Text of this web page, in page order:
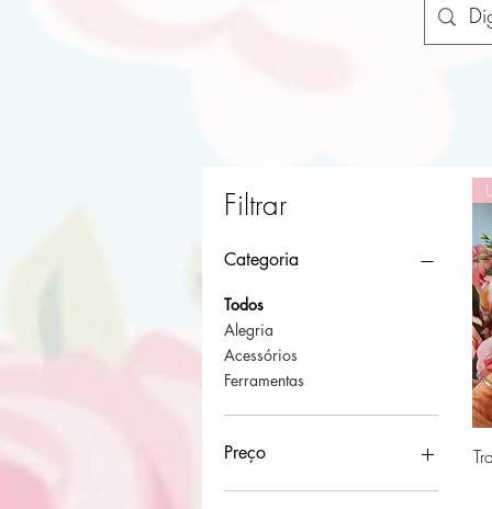
Filtrar
Categoria
Todos
Alegria
Acessórios
Ferramentas
Preço